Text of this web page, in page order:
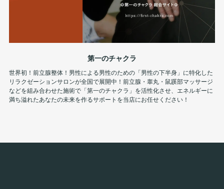
第一のチャクラ
世界初！前立腺整体！男性による男性のための「男性の下半身」に特化した
リラクゼーションサロンが全国で展開中！前立腺・睾丸・鼠蹊部マッサージ
などを組み合わせた施術で「第一のチャクラ」を活性化させ、エネルギーに
満ち溢れたあなたの未来を作るサポートを当店にお任せください！